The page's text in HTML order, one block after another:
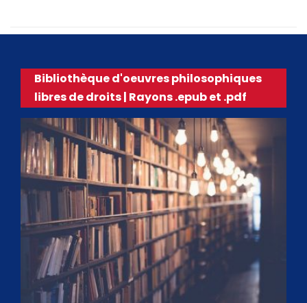
Bibliothèque d'oeuvres philosophiques
libres de droits | Rayons .epub et .pdf